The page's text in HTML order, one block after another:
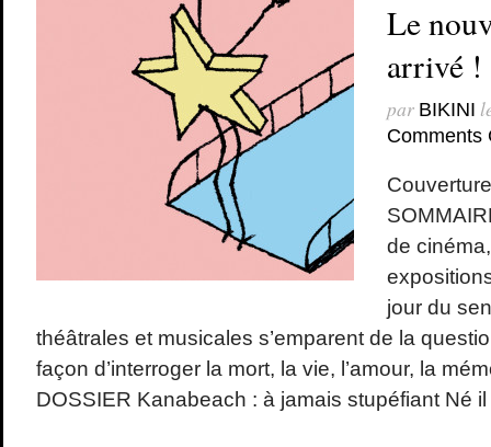
Le
arrivé !
par BIKINI
Comments
de
jour du
théâtrales et musicales s’emparent de la
façon d’interroger la mort, la vie, l’amour, la
DOSSIER Kanabeach : à jamais stupéfiant Né il